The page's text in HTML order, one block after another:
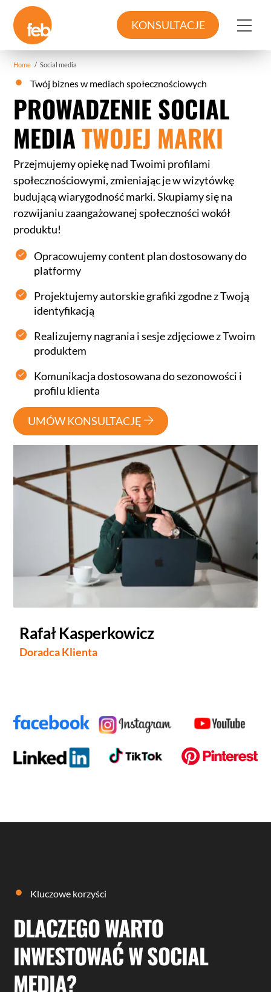
content
KONSULTACJE
Home / Social media
Twój biznes w mediach społecznościowych
PROWADZENIE SOCIAL
MEDIATWOJEJ MARKI
Przejmujemy opiekę nad Twoimi profilami
społecznościowymi, zmieniając je w wizytówkę
budującą wiarygodność marki. Skupiamy się na
rozwijaniu zaangażowanej społeczności wokół
produktu!
Opracowujemy content plan dostosowany do
platformy
Projektujemy autorskie grafiki zgodne z Twoją
identyfikacją
Realizujemy nagrania i sesje zdjęciowe z Twoim
produktem
Komunikacja dostosowana do sezonowości i
profilu klienta
UMÓW KONSULTACJĘ
Rafał Kasperkowicz
Doradca Klienta
Kluczowe korzyści
DLACZEGO WARTO
INWESTOWAĆ W SOCIAL
MEDIA?